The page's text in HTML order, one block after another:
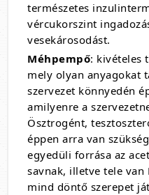
természetes
vércukorszint
vesekárosodást.
Méhpempő: kivételes
mely olyan anyagokat
szervezet könnyedén
amilyenre a
Ösztrogént,
éppen arra van
egyedüli forrása az
savnak, illetve tele
mind döntő szerepet